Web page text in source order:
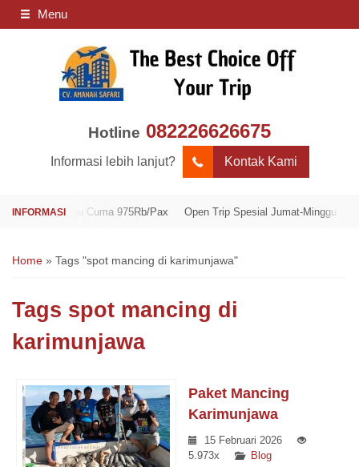
Menu
Hotline 082226626675
Informasi lebih lanjut? Kontak Kami
Minggu Cuma 975Rb/Pax Open Trip Spesial Jumat-Minggu Cuma
Home » Tags "spot mancing di karimunjawa"
Tags spot mancing di
karimunjawa
Paket Mancing
Karimunjawa
15 Februari 2026
5.973x
Blog